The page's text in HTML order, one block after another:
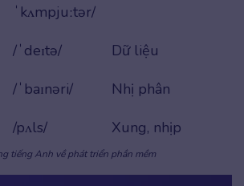
ˈkʌmpjuːtər/
/ˈdeɪtə/
Dữ liệu
/ˈbaɪnəri/
Nhị phân
/pʌls/ Xung, nhịp
tiếng Anh về phát triển phần mềm